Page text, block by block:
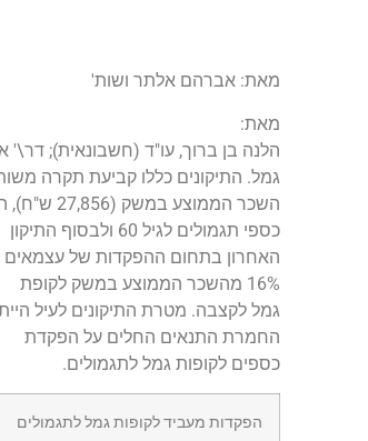
מאת: אברהם אלתר ושות'
מאת:
הלנה בן ברוך, עו"ד (חשבונאית);
גמל. התיקונים כללו קביעת תקרה
כספי תגמולים לגיל 60 ולבסוף התיקון
16% מהשכר הממוצע במשק לקופת
גמל לקצבה. מטרת התיקונים לעיל
החמרת התנאים החלים על הפקדת
כספים לקופות גמל לתגמולים.
הפקדות מעביד לקופות גמל לתגמולים